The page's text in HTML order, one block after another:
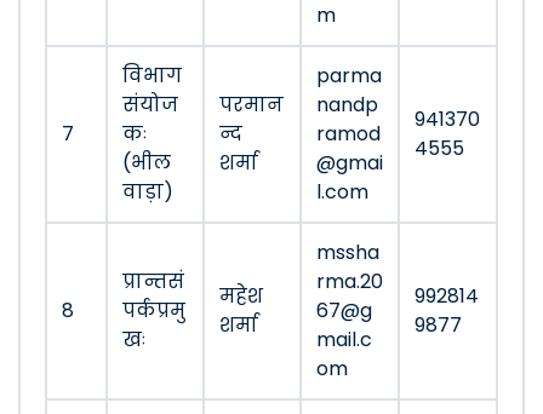
m
7
विभाग
संयोज
कः
(भील
वाड़ा)
परमान
न्द
शर्मा
parma
nandp
ramod
@gmai
l.com
941370
4555
8
प्रान्तसं
पर्कप्रमु
खः
महेश
शर्मा
mssha
rma.20
67@g
mail.c
om
992814
9877